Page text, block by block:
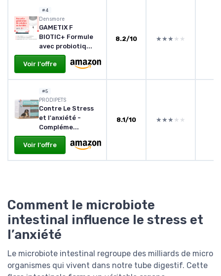
#4
Densmore
GAMETIX F
BIOTIC+ Formule
avec probiotiq...
Voir l'offre
8.2/10 ★★★★★
★★★★★
#5
PRODIPETS
Contre Le Stress
et l'anxiété -
Compléme...
Voir l'offre
8.1/10 ★★★★★
★★★★★
Comment le microbiote
intestinal influence le stress et
l’anxiété
Le microbiote intestinal regroupe des milliards de micro
organismes qui vivent dans notre tube digestif. Cette